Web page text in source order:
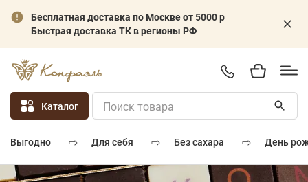
Бесплатная доставка по Москве от 5000 р
Быстрая доставка ТК в регионы РФ
Каталог
выгодно ⇨ для себя ⇨ без сахара ⇨ день